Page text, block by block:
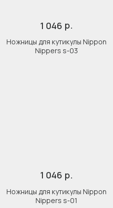
1 046 р.
Ножницы для кутикулы Nippon
Nippers s-03
1 046 р.
Ножницы для кутикулы Nippon
Nippers s-01